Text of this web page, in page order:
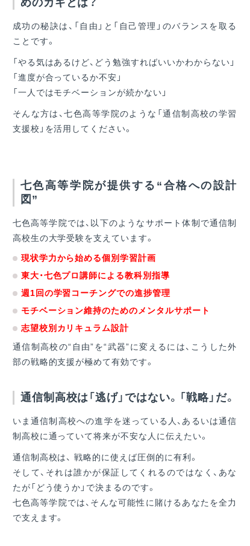
めのカギとは？
成功の秘訣は、「自由」と「自己管理」のバランスを取る
ことです。
「やる気はあるけど、どう勉強すればいいかわからない」
「進度が合っているか不安」
「一人ではモチベーションが続かない」
そんな方は、七色高等学院のような「通信制高校の学習
支援校」を活用してください。
七色高等学院が提供する“合格への設計
図”
七色高等学院では、以下のようなサポート体制で通信制
高校生の大学受験を支えています。
現状学力から始める個別学習計画
東大・七色プロ講師による教科別指導
週1回の学習コーチングでの進捗管理
モチベーション維持のためのメンタルサポート
志望校別カリキュラム設計
通信制高校の“自由”を“武器”に変えるには、こうした外
部の戦略的支援が極めて有効です。
通信制高校は「逃げ」ではない。「戦略」だ。
いま通信制高校への進学を迷っている人、あるいは通信
制高校に通っていて将来が不安な人に伝えたい。
通信制高校は、 戦略的に使えば圧倒的に有利。
そして、それは誰かが保証してくれるのではなく、あな
たが「どう使うか」で決まるのです。
七色高等学院では、そんな可能性に賭けるあなたを全力
で支えます。